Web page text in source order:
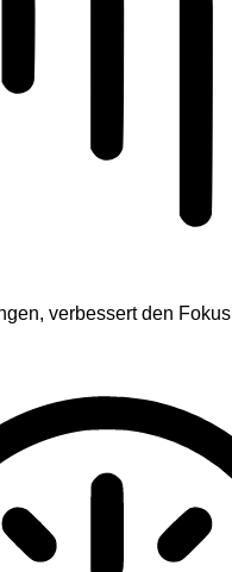
verbessert den Fokus